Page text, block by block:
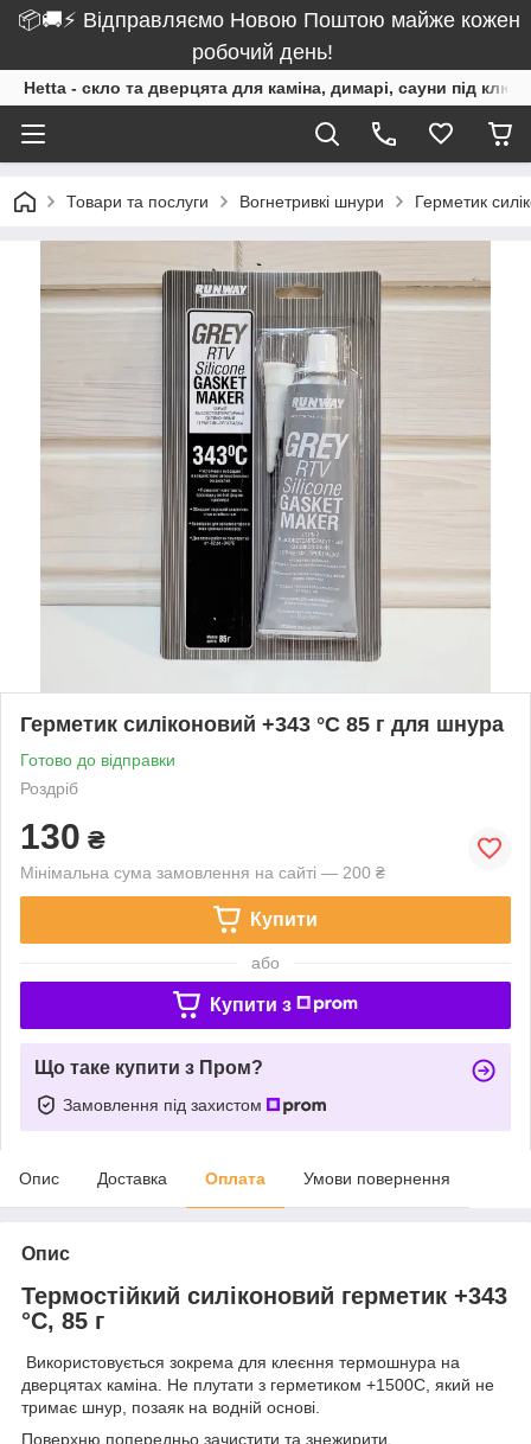
📦🚚⚡ Відправляємо Новою Поштою майже кожен
робочий день!
Hetta - скло та дверцята для каміна, димарі, сауни під ключ
Товари та послуги Вогнетривкі шнури Герметик
Герметик силіконовий +343 °C 85 г для шнура
Готово до відправки
Роздріб
130 ₴
Мінімальна сума замовлення на сайті — 200 ₴
Купити
або
Купити з
Що таке купити з Пром?
Замовлення під захистом
Опис Доставка Оплата Умови повернення
Опис
Термостійкий силіконовий герметик +343
°C, 85 г
Використовується зокрема для клеєння термошнура на
дверцятах каміна. Не плутати з герметиком +1500С, який не
тримає шнур, позаяк на водній основі.
Поверхню попередньо зачистити та знежирити.